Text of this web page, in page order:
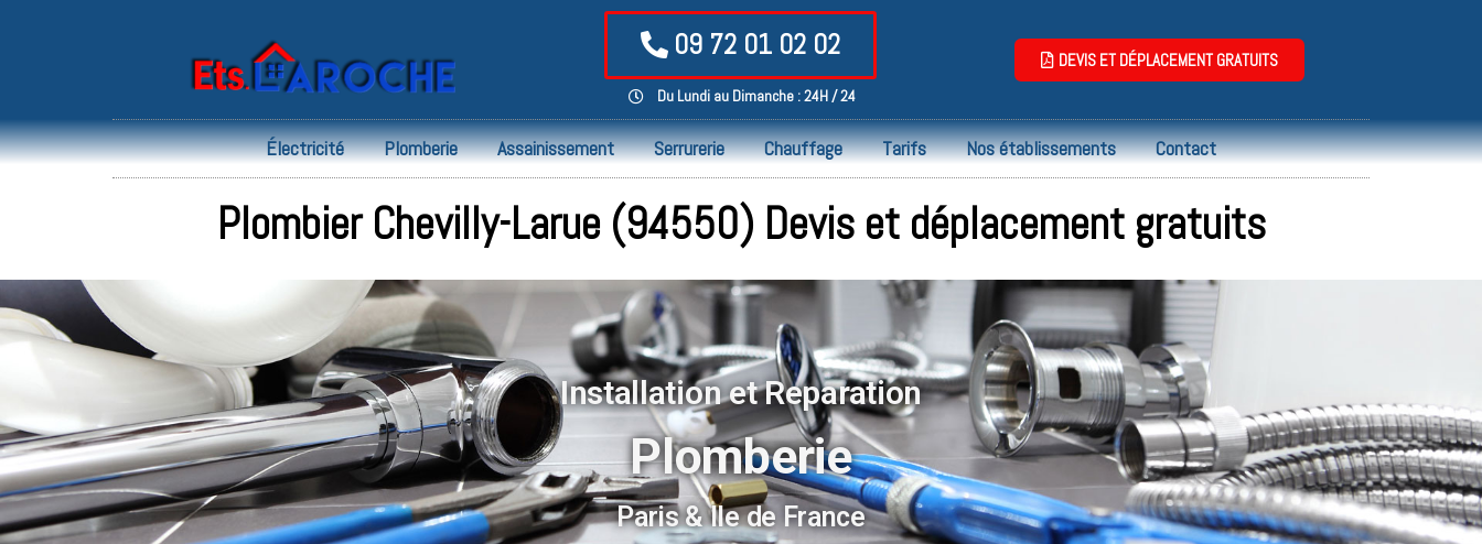
09 72 01 02 02
Du Lundi au Dimanche : 24H / 24
DEVIS ET DÉPLACEMENT GRATUITS
Électricité Plomberie Assainissement Serrurerie Chauffage Tarifs Nos établissements Contact
Plombier Chevilly-Larue (94550) Devis et déplacement gratuits
Installation et Reparation
Plomberie
Paris & Ile de France